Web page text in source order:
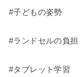
#子どもの姿勢
#ランドセルの負担
#タブレット学習